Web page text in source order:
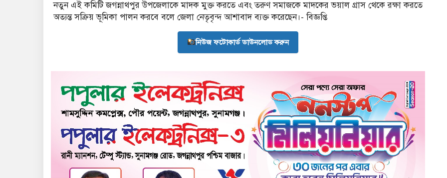
নতুন এই কমিটি জগন্নাথপুর উপজেলাকে মাদক মুক্ত করতে এবং তরুণ সমাজকে মাদকের ভয়াল গ্রাস থেকে রক্ষা করতে
অত্যন্ত সক্রিয় ভূমিকা পালন করবে বলে জেলা নেতৃবৃন্দ আশাবাদ ব্যক্ত করেছেন।- বিজ্ঞপ্তি
নিউজ ফটোকার্ড ডাউনলোড করুন